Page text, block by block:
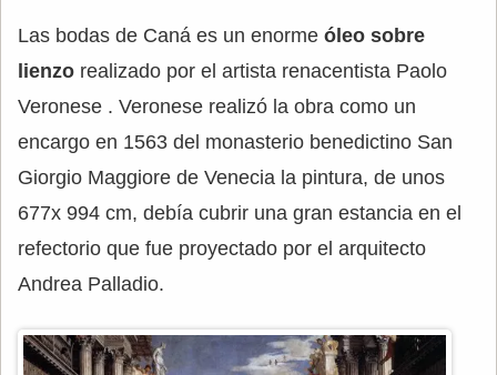
Las bodas de Caná es un enorme óleo sobre
lienzo realizado por el artista renacentista Paolo
Veronese . Veronese realizó la obra como un
encargo en 1563 del monasterio benedictino San
Giorgio Maggiore de Venecia la pintura, de unos
677x 994 cm, debía cubrir una gran estancia en el
refectorio que fue proyectado por el arquitecto
Andrea Palladio.